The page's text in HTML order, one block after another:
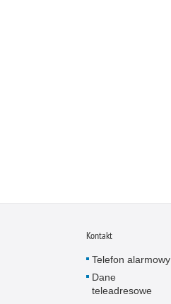
Kontakt
Telefon alarmowy
Dane
teleadresowe